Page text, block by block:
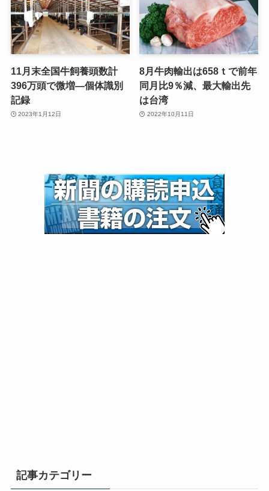
11月末全国牛飼養頭数計
396万頭で微増—個体識別
記録
2023年1月12日
8月牛肉輸出は658ｔで前年
同月比9％減、最大輸出先
は台湾
2022年10月11日
記事カテゴリー